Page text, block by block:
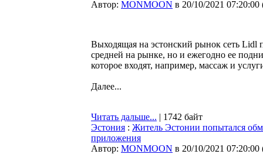
Автор: MONMOON в 20/10/2021 07:20:00
Выходящая на эстонский рынок сеть Lidl
средней на рынке, но и ежегодно ее
которое входят, например, массаж и
Далее...
Читать дальше... | 1742 байт
Эстония : Житель Эстонии попытался
приложения
Автор: MONMOON в 20/10/2021 07:20:00